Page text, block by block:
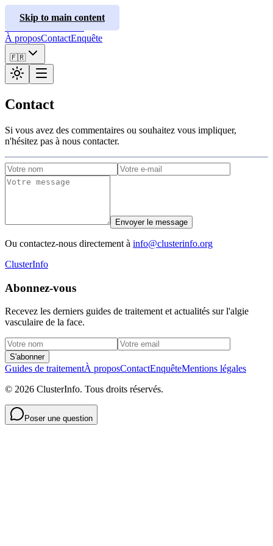
Skip to main content
ClusterInfo
Guides de traitement
À proposContactEnquête
🇫🇷
Contact
Si vous avez des commentaires ou souhaitez vous impliquer,
n'hésitez pas à nous contacter.
Envoyer le message
Ou contactez-nous directement à info@clusterinfo.org
ClusterInfo
Abonnez-vous
Recevez les derniers guides de traitement et actualités sur l'algie
vasculaire de la face.
S'abonner
Guides de traitementÀ proposContactEnquêteMentions légales
© 2026 ClusterInfo. Tous droits réservés.
Poser une question